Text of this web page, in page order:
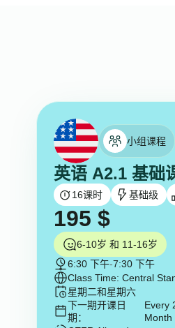
小组课程
英语 A2.1 基础
16课时 基础级
195 $
6-10岁 和 11-16岁
6:30 下午-7:30 下午
Class Time: Central
星期二和星期六
下一期开课日
期：
Every
Month